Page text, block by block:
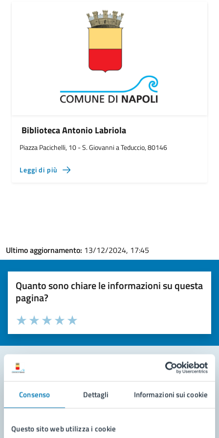
Consenso Dettagli Informazioni sui cookie
Questo sito web utilizza i cookie
Biblioteca Antonio Labriola
Piazza Pacichelli, 10 - S. Giovanni a Teduccio, 80146
Leggi di più
Ultimo aggiornamento: 13/12/2024, 17:45
Quanto sono chiare le informazioni su questa
pagina?
Valuta la chiarezza delle informazioni (da 1 a 5 stelle)
Seleziona il numero di stelle per valutare la chiarezza delle
Valuta 5 stelle su 5
Valuta 4 stelle su 5
Valuta 3 stelle su 5
Valuta 2 stelle su 5
Valuta 1 stelle su 5
Leggi le domande frequenti
Richiedi assistenza